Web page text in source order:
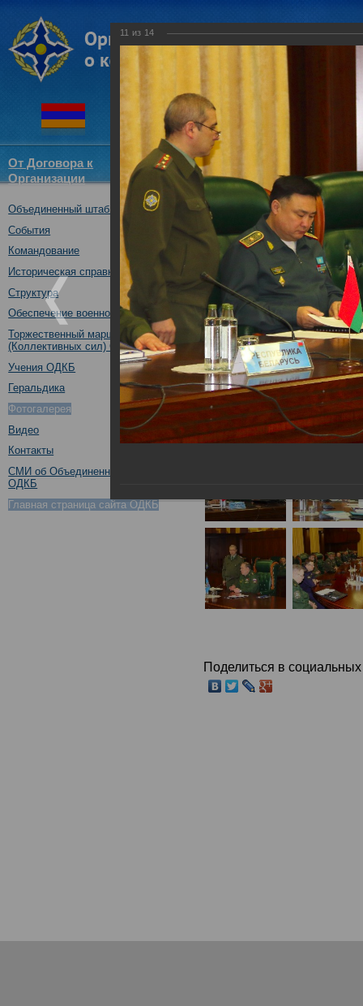
От Договора к
Организации
Структура
ОДКБ
Объединенный штаб ОДКБ
События
Командование
Историческая справка
Структура
Обеспечение военной безопасности
Торжественный марш Войск
(Коллективных сил) ОДКБ
Учения ОДКБ
Геральдика
Фотогалерея
Видео
Контакты
СМИ об Объединенном штабе
ОДКБ
Главная страница сайта ОДКБ
Консультации экспертов
ОДКБ по оценке вызовов и
14.03.2017
Поделиться в социальных
11 из 14